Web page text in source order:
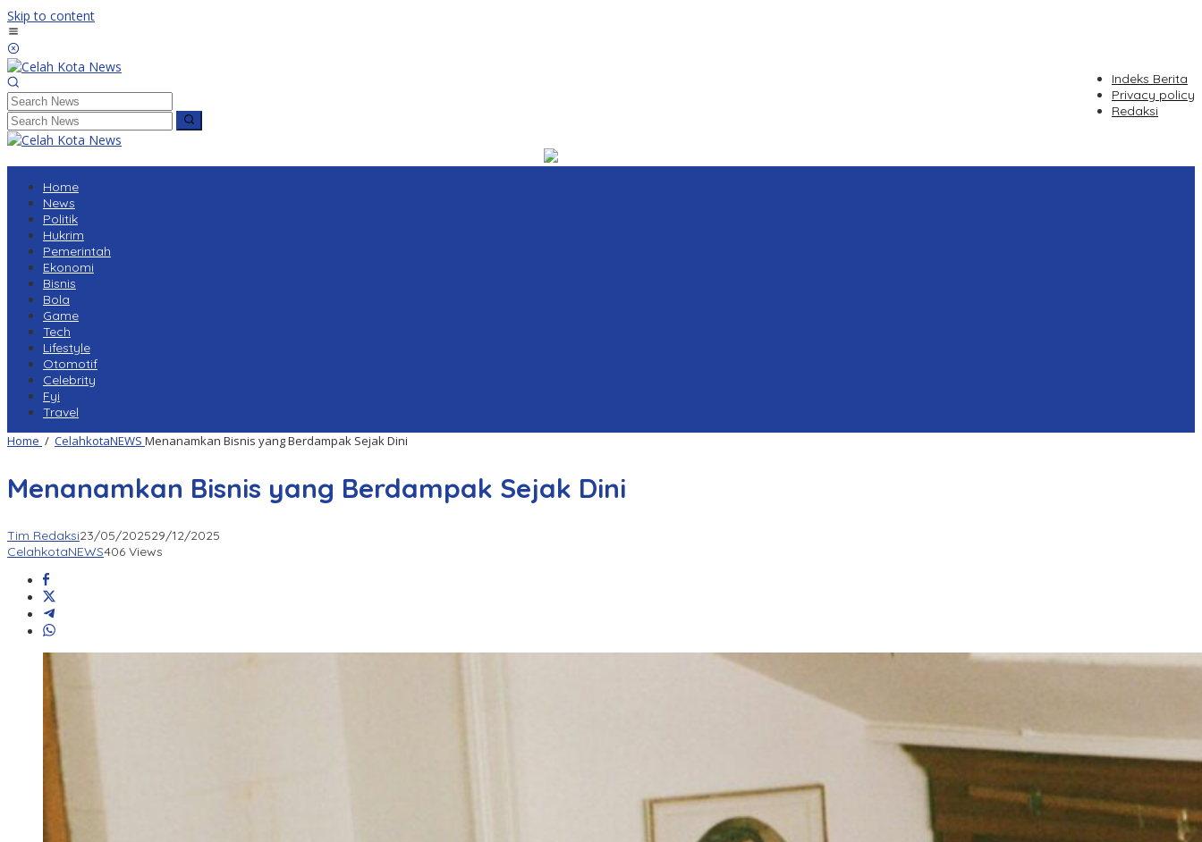
Skip to content
Indeks Berita
Privacy policy
Redaksi
Home
News
Politik
Hukrim
Pemerintah
Ekonomi
Bisnis
Bola
Game
Tech
Lifestyle
Otomotif
Celebrity
Fyi
Travel
Home / CelahkotaNEWS Menanamkan Bisnis yang Berdampak Sejak Dini
Menanamkan Bisnis yang Berdampak Sejak Dini
Tim Redaksi23/05/202529/12/2025
CelahkotaNEWS406 Views